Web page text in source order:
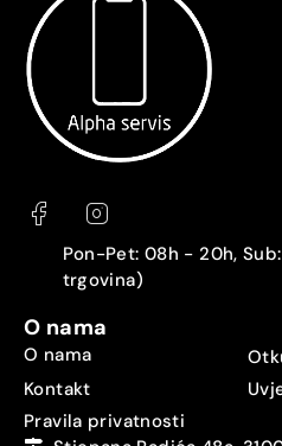
Pon-Pet: 08h - 20h,
trgovina)
O nama
O nama
Kontakt
Pravila privatnosti